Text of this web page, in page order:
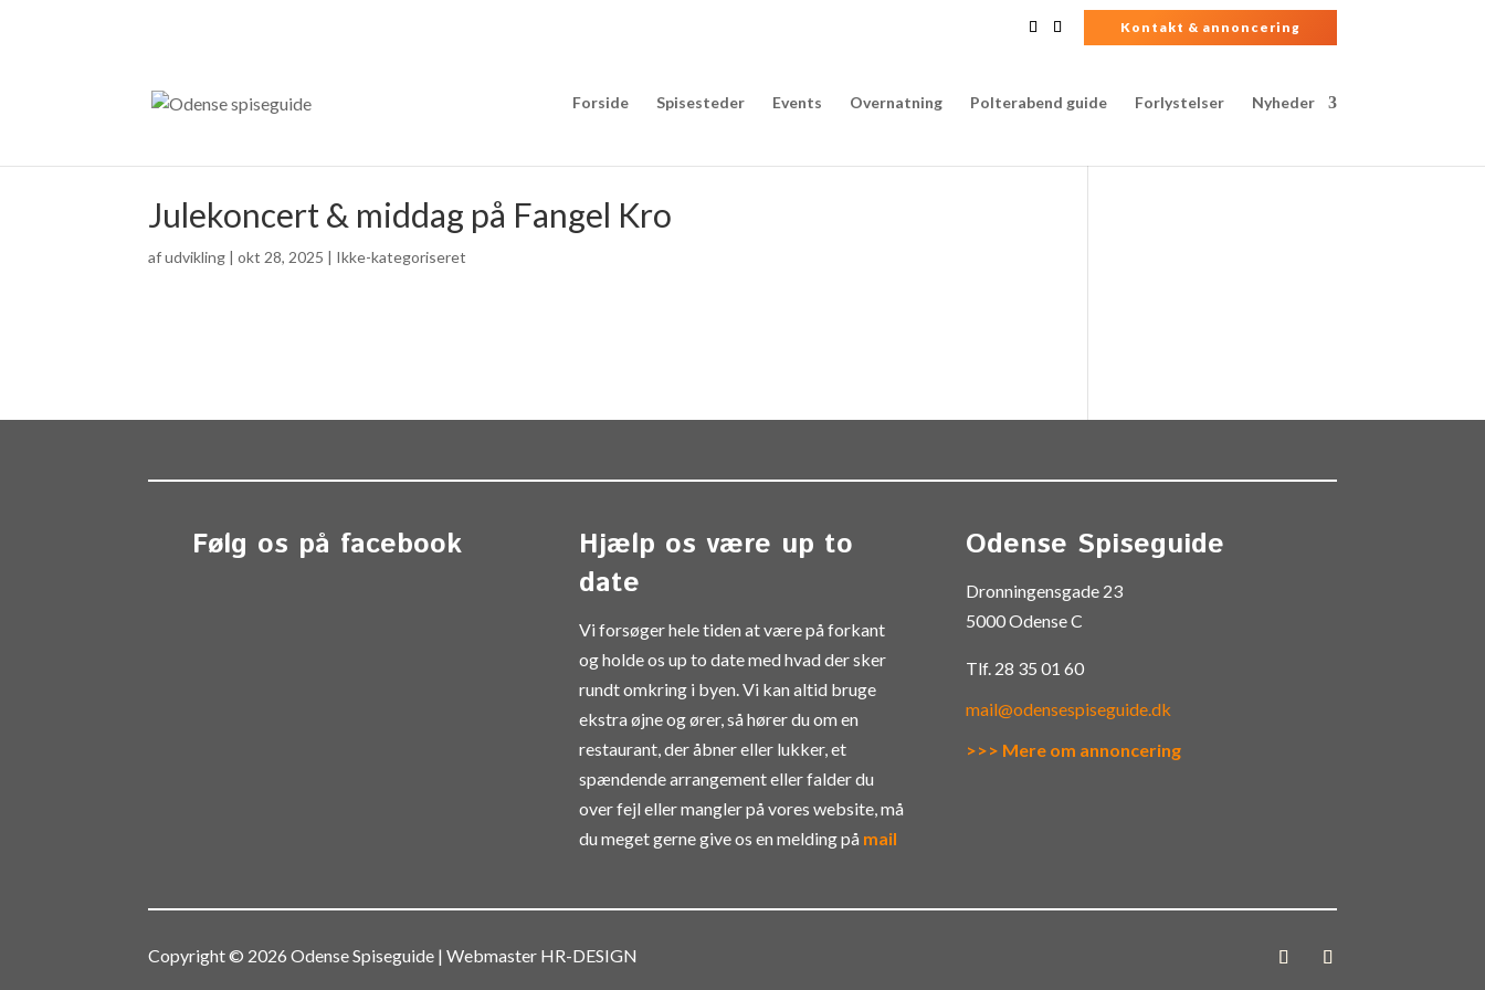
Kontakt & annoncering
Forside Spisesteder Events Overnatning Polterabend guide Forlystelser Nyheder
Julekoncert & middag på Fangel Kro
afudvikling |okt 28, 2025 | Ikke-kategoriseret
Følg os på facebook
Hjælp os være up to
date
Vi forsøger hele tiden at være på forkant
og holde os up to date med hvad der sker
rundt omkring i byen. Vi kan altid bruge
ekstra øjne og ører, så hører du om en
restaurant, der åbner eller lukker, et
spændende arrangement eller falder du
over fejl eller mangler på vores website, må
du meget gerne give os en melding på mail
Odense Spiseguide
Dronningensgade 23
5000 Odense C
Tlf. 28 35 01 60
mail@odensespiseguide.dk
>>> Mere om annoncering
Copyright © 2026 Odense Spiseguide | Webmaster HR-DESIGN